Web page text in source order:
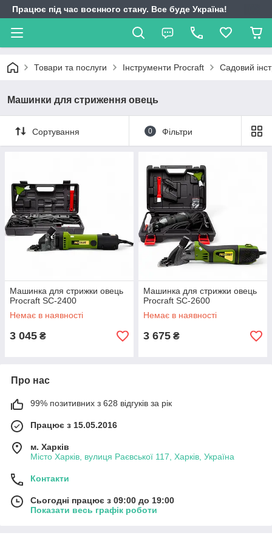
Працює під час воєнного стану. Все буде Україна!
Товари та послуги Інструменти Procraft Садовий
Машинки для стриження овець
Сортування 0 Фільтри
Машинка для стрижки овець
Procraft SC-2400
Немає в наявності
3 045 ₴
Машинка для стрижки овець
Procraft SC-2600
Немає в наявності
3 675 ₴
Про нас
99% позитивних з 628 відгуків за рік
Працює з 15.05.2016
м. Харків
Місто Харків, вулиця Раєвської 117, Харків, Україна
Контакти
Сьогодні працює з 09:00 до 19:00
Показати весь графік роботи